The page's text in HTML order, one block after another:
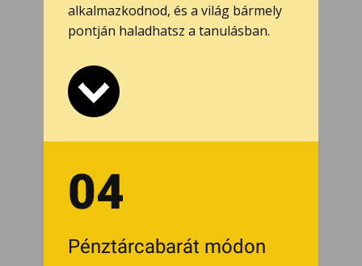
alkalmazkodnod, és a világ bármely
pontján haladhatsz a tanulásban.
04
Pénztárcabarát módon